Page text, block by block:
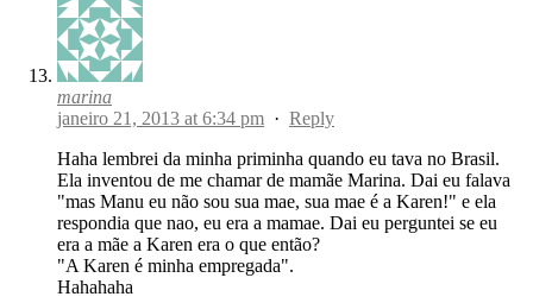
marina
janeiro 21, 2013 at 6:34 pm · Reply
Haha lembrei da minha priminha quando eu tava no Brasil.
Ela inventou de me chamar de mamãe Marina. Dai eu falava
"mas Manu eu não sou sua mae, sua mae é a Karen!" e ela
respondia que nao, eu era a mamae. Dai eu perguntei se eu
era a mãe a Karen era o que então?
"A Karen é minha empregada".
Hahahaha